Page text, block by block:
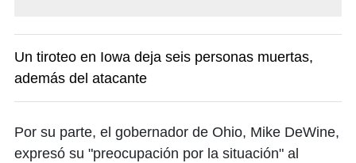
Un tiroteo en Iowa deja seis personas muertas,
además del atacante
Por su parte, el gobernador de Ohio, Mike DeWine,
expresó su "preocupación por la situación" al